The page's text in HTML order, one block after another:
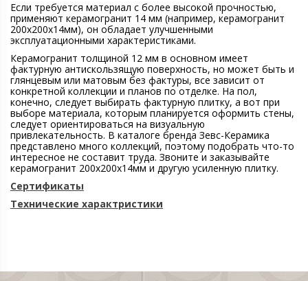
Если требуется материал с более высокой прочностью,
применяют керамогранит 14 мм (например, керамогранит
200х200х14мм), он обладает улучшенными
эксплуатационными характеристиками.
Керамогранит толщиной 12 мм в основном имеет
фактурную антискользящую поверхность, но может быть и
глянцевым или матовым без фактуры, все зависит от
конкретной коллекции и планов по отделке. На пол,
конечно, следует выбирать фактурную плитку, а вот при
выборе материала, которым планируется оформить стены,
следует ориентироваться на визуальную
привлекательность. В каталоге бренда Зевс-Керамика
представлено много коллекций, поэтому подобрать что-то
интересное не составит труда. Звоните и заказывайте
керамогранит 200х200х14мм и другую усиленную плитку.
Сертификаты
Технические характристики